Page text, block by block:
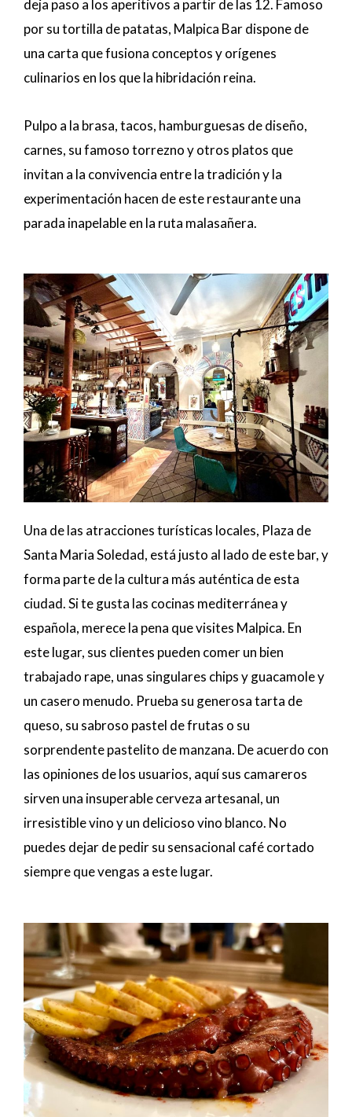
deja paso a los aperitivos a partir de las 12. Famoso
por su tortilla de patatas, Malpica Bar dispone de
una carta que fusiona conceptos y orígenes
culinarios en los que la hibridación reina.
Pulpo a la brasa, tacos, hamburguesas de diseño,
carnes, su famoso torrezno y otros platos que
invitan a la convivencia entre la tradición y la
experimentación hacen de este restaurante una
parada inapelable en la ruta malasañera.
Una de las atracciones turísticas locales, Plaza de
Santa Maria Soledad, está justo al lado de este bar, y
forma parte de la cultura más auténtica de esta
ciudad. Si te gusta las cocinas mediterránea y
española, merece la pena que visites Malpica. En
este lugar, sus clientes pueden comer un bien
trabajado rape, unas singulares chips y guacamole y
un casero menudo. Prueba su generosa tarta de
queso, su sabroso pastel de frutas o su
sorprendente pastelito de manzana. De acuerdo con
las opiniones de los usuarios, aquí sus camareros
sirven una insuperable cerveza artesanal, un
irresistible vino y un delicioso vino blanco. No
puedes dejar de pedir su sensacional café cortado
siempre que vengas a este lugar.